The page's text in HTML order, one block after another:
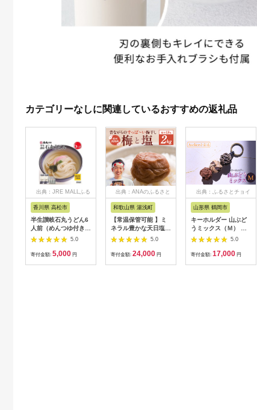
カテゴリーなしに関連しているおすすめの返礼品
出典：JRE MALLふる
香川県 高松市
半生讃岐石丸うどん6
人前（めんつゆ付き）
麺300g×2袋
5.0
寄付金額: 5,000 円
出典：ANAのふるさと
和歌山県 湯浅町
【常温保管可能 】ミ
ネラル豊かな天日塩だ
けで漬けた無添加梅干
し2kg 梅ボーイズ｜
南高梅
5.0
寄付金額: 24,000 円
出典：ふるさとチョイ
山形県 鶴岡市
キーホルダー 山ぶど
うミックス（Ｍ） 山
形県鶴岡市 アトリエ
かおる | 山葡萄 雑貨
キーホルダー ギフト
5.0
寄付金額: 17,000 円